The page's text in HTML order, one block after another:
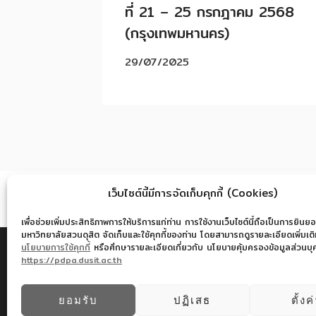
เว็บไซต์นี้มีการจัดเก็บคุกกี้ (Cookies)
เพื่อช่วยเพิ่มประสิทธิภาพการให้บริการแก่ท่าน การใช้งานเว็บไซต์นี้ถือเป็นการยินย
มหาวิทยาลัยสวนดุสิต จัดเก็บและใช้คุกกี้ของท่าน โดยสามารถดูรายละเอียดเพิ่มเ
นโยบายการใช้คุกกี้ หรือศึกษารายละเอียดเกี่ยวกับ นโยบายคุ้มครองข้อมูลส่วน
https://pdpa.dusit.ac.th
ยอมรับ ปฏิเสธ ตั้ง
ที่ 21 – 25 กรกฎาคม 2568
(กรุงเทพมหานคร)
29/07/2025